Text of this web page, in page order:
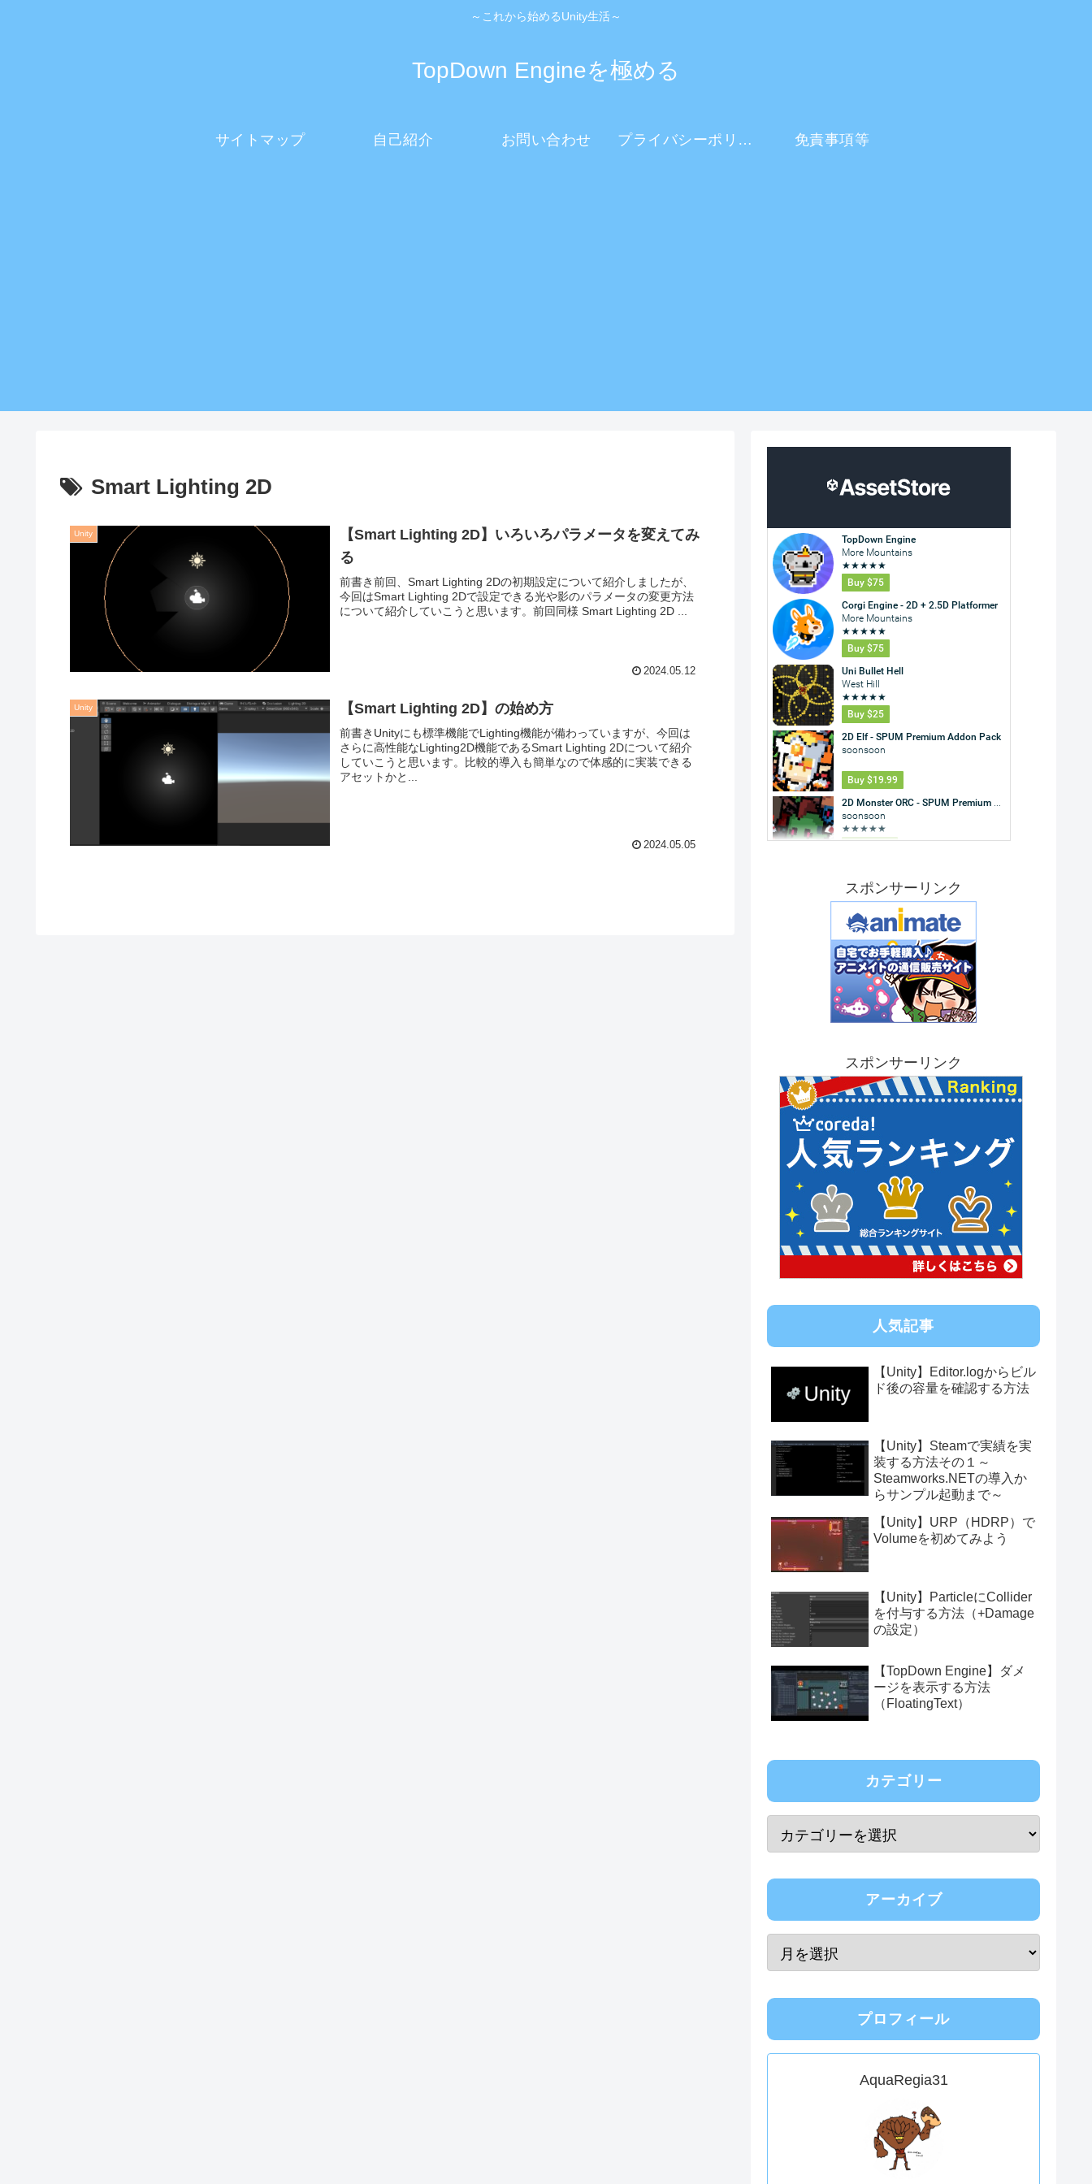
～これから始めるUnity生活～
TopDown Engineを極める
サイトマップ 自己紹介 お問い合わせ プライバシーポリシー 免責事項等
Smart Lighting 2D
Unity
【Smart Lighting 2D】いろいろパラメータを変えてみ
る
前書き前回、Smart Lighting 2Dの初期設定について紹介しましたが、
今回はSmart Lighting 2Dで設定できる光や影のパラメータの変更方法
について紹介していこうと思います。前回同様 Smart Lighting 2D ...
2024.05.12
Unity 【Smart Lighting 2D】の始め方
前書きUnityにも標準機能でLighting機能が備わっていますが、今回は
さらに高性能なLighting2D機能であるSmart Lighting 2Dについて紹介
していこうと思います。比較的導入も簡単なので体感的に実装できる
アセットかと...
2024.05.05
スポンサーリンク
スポンサーリンク
人気記事
【Unity】Editor.logからビル
ド後の容量を確認する方法
【Unity】Steamで実績を実
装する方法その１～
Steamworks.NETの導入か
らサンプル起動まで～
【Unity】URP（HDRP）で
Volumeを初めてみよう
【Unity】ParticleにCollider
を付与する方法（+Damage
の設定）
【TopDown Engine】ダメ
ージを表示する方法
（FloatingText）
カテゴリー
アーカイブ
プロフィール
AquaRegia31